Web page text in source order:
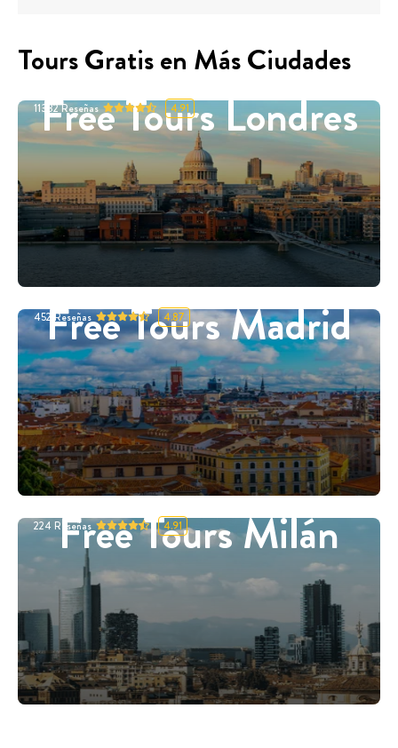
Tours Gratis en Más Ciudades
Free Tours Londres
11332Reseñas 4.91
Free Tours Madrid
452 Reseñas 4.87
Free Tours Milán
224 Reseñas 4.91